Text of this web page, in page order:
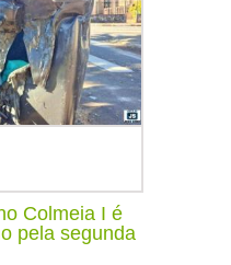
Colmeia I é
pela segunda